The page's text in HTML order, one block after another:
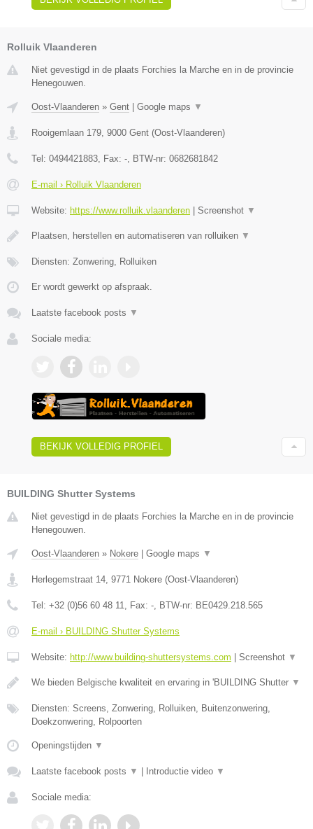
Rolluik Vlaanderen
Niet gevestigd in de plaats Forchies la Marche en in de provincie
Henegouwen.
Oost-Vlaanderen » Gent Google maps ▼
Rooigemlaan 179, 9000 Gent (Oost-Vlaanderen)
Tel: 0494421883, Fax: -, BTW-nr: 0682681842
E-mail › Rolluik Vlaanderen
Website: https://www.rolluik.vlaanderen Screenshot ▼
Plaatsen, herstellen en automatiseren van rolluiken ▼
Diensten: Zonwering, Rolluiken
Er wordt gewerkt op afspraak.
Laatste facebook posts ▼
Sociale media:
BEKIJK VOLLEDIG PROFIEL
BUILDING Shutter Systems
Niet gevestigd in de plaats Forchies la Marche en in de provincie
Henegouwen.
Oost-Vlaanderen » Nokere Google maps ▼
Herlegemstraat 14 9771 Nokere (Oost-Vlaanderen)
Tel: +32 (0)56 60 48 11 , Fax: - , BTW-nr: BE0429.218.565
E-mail › BUILDING Shutter Systems
Website: http://www.building-shuttersystems.com Screenshot ▼
We bieden Belgische kwaliteit en ervaring in 'BUILDING Shutter ▼
Diensten: Screens, Zonwering, Rolluiken, Buitenzonwering,
Doekzonwering, Rolpoorten
Openingstijden ▼
Laatste facebook posts ▼ Introductie video ▼
Sociale media: